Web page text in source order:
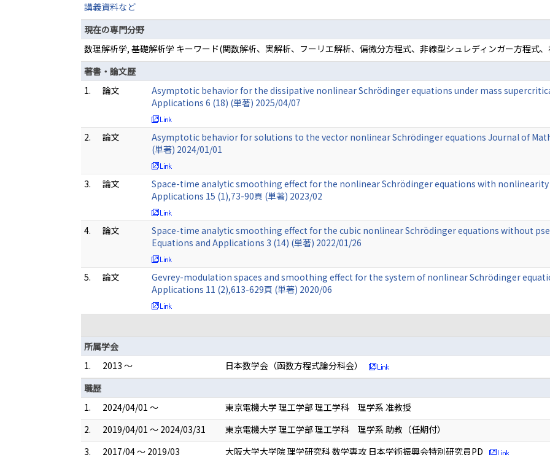
講義資料など
現在の専門分野
数理解析学, 基礎解析学 キーワード(関数解析、実解析、フーリエ解析、偏微分方程式、非線型シュレディンガー方程式
著書・論文歴
1.
論文
Asymptotic behavior for the dissipative nonlinear Schrödinger equations under mass
Applications 6 (18) (単著) 2025/04/07
2. 論文
Asymptotic behavior for solutions to the vector nonlinear Schrödinger equations Journal of
(単著) 2024/01/01
3. 論文
Space-time analytic smoothing effect for the nonlinear Schrödinger equations with
Applications 15 (1),73-90頁 (単著) 2023/02
4. 論文
Space-time analytic smoothing effect for the cubic nonlinear Schrödinger equations without
Equations and Applications 3 (14) (単著) 2022/01/26
5. 論文
Gevrey-modulation spaces and smoothing effect for the system of nonlinear Schrödinger
Applications 11 (2),613-629頁 (単著) 2020/06
所属学会
1.
2013 ～
日本数学会（函数方程式論分科会）
職歴
1.
2024/04/01 ～
東京電機大学 理工学部 理工学科 理学系 准教授
2.
2019/04/01 ～ 2024/03/31
東京電機大学 理工学部 理工学科 理学系 助教（任期付）
3.
2017/04 ～ 2019/03
大阪大学大学院 理学研究科 数学専攻 日本学術振興会特別研究員PD